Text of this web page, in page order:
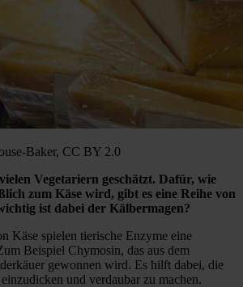
Baker, CC BY 2.0
Vegetariern geschätzt. Dafür, wie
zum Käse wird, gibt es eine Reihe von
ist dabei der Kälbermagen?
Käse spielen tierische Enzyme eine
Beispiel Chymosin, das aus dem
gewonnen wird. Es hilft dabei, die
und verdaubar zu machen.